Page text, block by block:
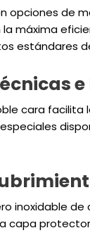
opciones de
máxima
estándares
cara
inoxidable
capa